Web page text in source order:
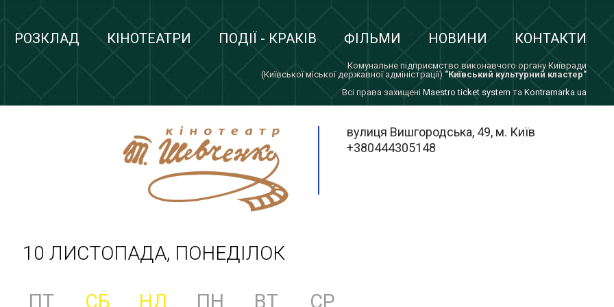
РОЗКЛАД КІНОТЕАТРИ ПОДІЇ - КРАКІВ ФІЛЬМИ НОВИНИ КОНТАКТИ
Комунальне підприємство виконавчого органу Київради
(Київської міської державної адміністрації) "Київський культурний кластер"
Всi права захищенi Maestro ticket system та Kontramarka.ua
вулиця Вишгородська, 49, м. Київ
+380444305148
10 ЛИСТОПАДА, ПОНЕДІЛОК
ПТ СБ НД ПН ВТ СР